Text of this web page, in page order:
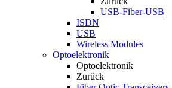
USB-Fiber-USB
ISDN
USB
Wireless Modules
Optoelektronik
Optoelektronik
Zurück